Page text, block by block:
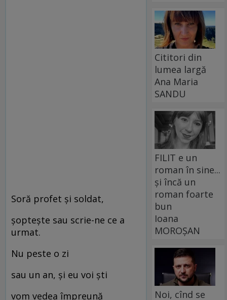
Soră profet și soldat,
șoptește sau scrie-ne ce a
urmat.
Nu peste o zi
sau un an, și eu voi ști
vom vedea împreună
Cititori din
lumea largă
Ana Maria
SANDU
FILIT e un
roman în sine...
și încă un
roman foarte
bun
Ioana
MOROȘAN
Noi, cînd se